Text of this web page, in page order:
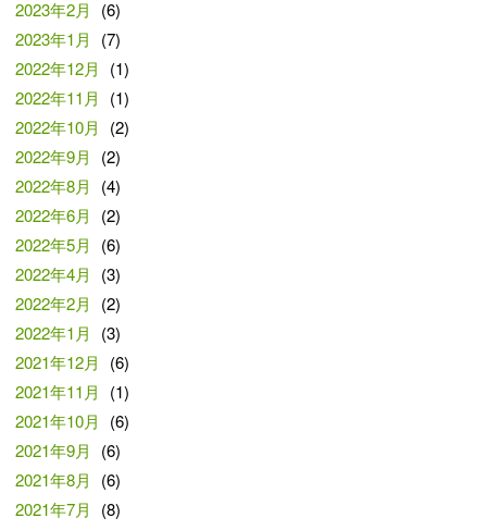
2023年2月
(6)
2023年1月
(7)
2022年12月
(1)
2022年11月
(1)
2022年10月
(2)
2022年9月
(2)
2022年8月
(4)
2022年6月
(2)
2022年5月
(6)
2022年4月
(3)
2022年2月
(2)
2022年1月
(3)
2021年12月
(6)
2021年11月
(1)
2021年10月
(6)
2021年9月
(6)
2021年8月
(6)
2021年7月
(8)